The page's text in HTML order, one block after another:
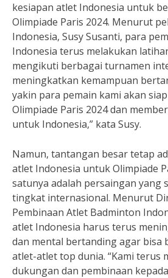
kesiapan atlet Indonesia untuk
Olimpiade Paris 2024. Menurut
Indonesia, Susy Susanti, para
Indonesia terus melakukan
mengikuti berbagai turnamen
meningkatkan kemampuan
yakin para pemain kami akan
Olimpiade Paris 2024 dan
untuk Indonesia,” kata Susy.
Namun, tantangan besar tetap
atlet Indonesia untuk Olimpiade
satunya adalah persaingan yang
tingkat internasional. Menurut
Pembinaan Atlet Badminton
atlet Indonesia harus terus
dan mental bertanding agar bisa
atlet-atlet top dunia. “Kami terus
dukungan dan pembinaan